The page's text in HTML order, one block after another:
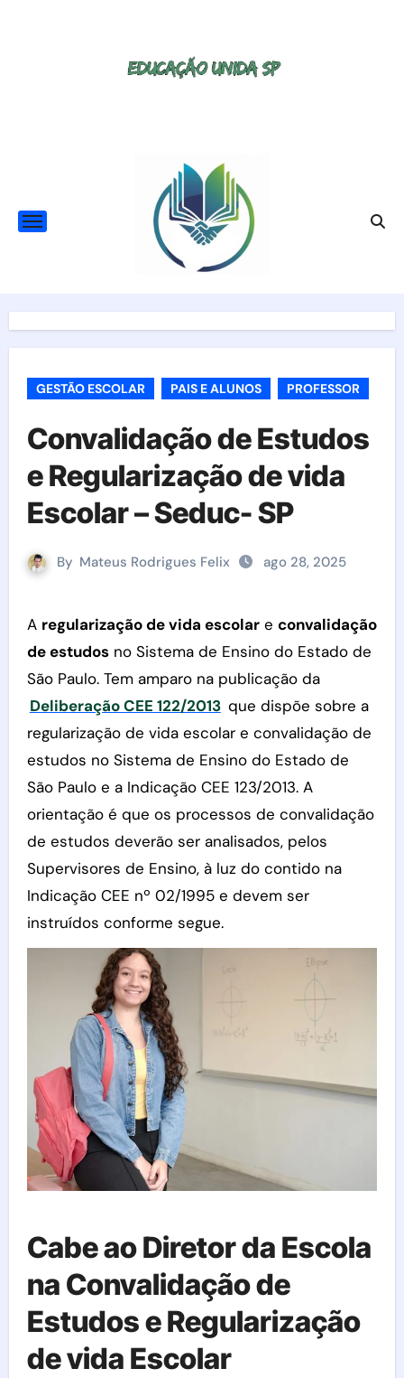
GESTÃO ESCOLAR PAIS E ALUNOS PROFESSOR
Convalidação de Estudos
e Regularização de vida
Escolar – Seduc- SP
By Mateus Rodrigues Felix ago 28, 2025
A regularização de vida escolare convalidação
de estudosno Sistema de Ensino do Estado de
São Paulo. Tem amparo na publicação da
Deliberação CEE 122/2013 que dispõe sobre a
regularização de vida escolar e convalidação de
estudos no Sistema de Ensino do Estado de
São Paulo e a Indicação CEE 123/2013. A
orientação é que os processos de convalidação
de estudos deverão ser analisados, pelos
Supervisores de Ensino, à luz do contido na
Indicação CEE nº 02/1995 e devem ser
instruídos conforme segue.
Cabe ao Diretor da Escola
na Convalidação de
Estudos e Regularização
de vida Escolar